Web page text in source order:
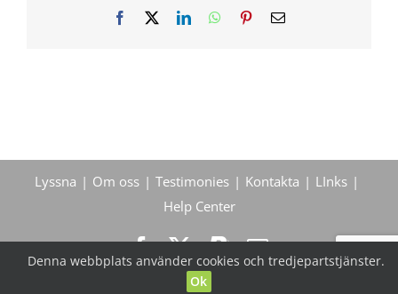
Facebook LinkedInWhatsApp
PinterestEmail
Lyssna Om oss Testimonies Kontakta
LInks
Help Center
© True Life In God Radio, 2004 -
Denna webbplats använder cookies och tredjepartstjänster.
Ok